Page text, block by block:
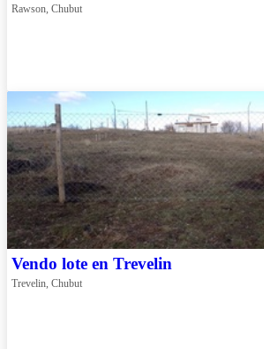
Rawson, Chubut
Vendo lote en Trevelin
Trevelin, Chubut